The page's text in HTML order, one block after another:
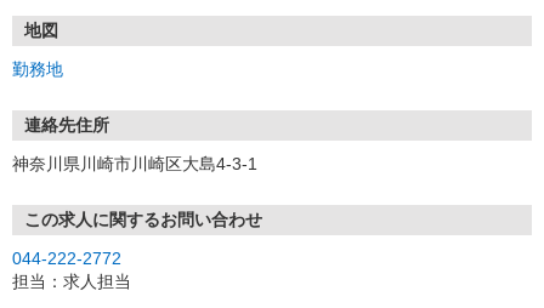
地図
勤務地
連絡先住所
神奈川県川崎市川崎区大島4-3-1
この求人に関するお問い合わせ
044-222-2772
担当：求人担当